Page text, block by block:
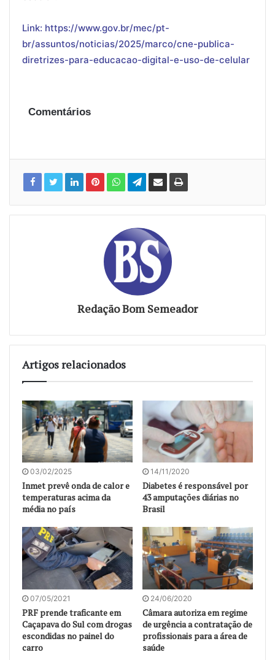
Link: https://www.gov.br/mec/pt-
br/assuntos/noticias/2025/marco/cne-publica-
diretrizes-para-educacao-digital-e-uso-de-celular
Comentários
Redação Bom Semeador
Artigos relacionados
03/02/2025
Inmet prevê onda de calor e
temperaturas acima da
média no país
14/11/2020
Diabetes é responsável por
43 amputações diárias no
Brasil
07/05/2021
PRF prende traficante em
Caçapava do Sul com drogas
escondidas no painel do
carro
24/06/2020
Câmara autoriza em regime
de urgência a contratação de
profissionais para a área de
saúde